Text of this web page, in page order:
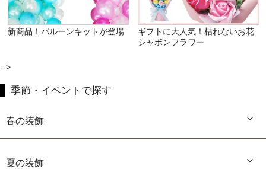
新商品！バルーンキットが登場
ギフトに大人気！枯れないお花
シャボンフラワー
-->
季節・イベントで探す
春の装飾
夏の装飾